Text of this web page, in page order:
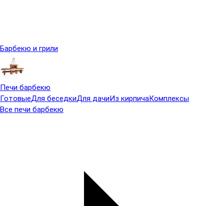
Барбекю и грили
Печи барбекю
ГотовыеДля беседкиДля дачиИз кирпичаКомплексы
Все печи барбекю